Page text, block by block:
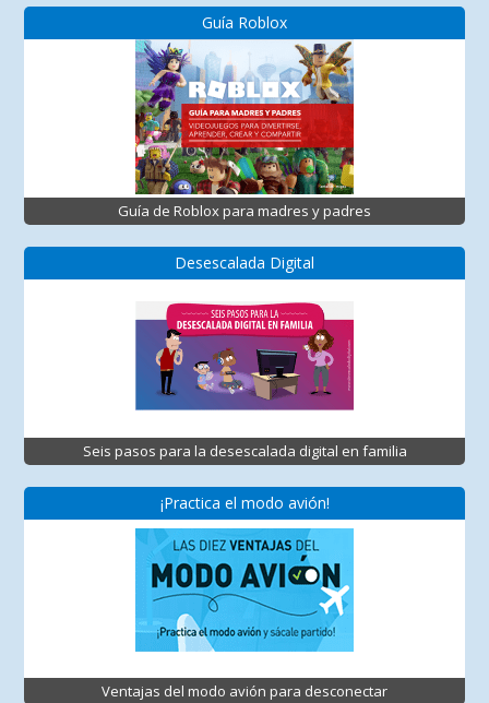
Guía Roblox
Guía de Roblox para madres y padres
Desescalada Digital
Seis pasos para la desescalada digital en familia
¡Practica el modo avión!
Ventajas del modo avión para desconectar